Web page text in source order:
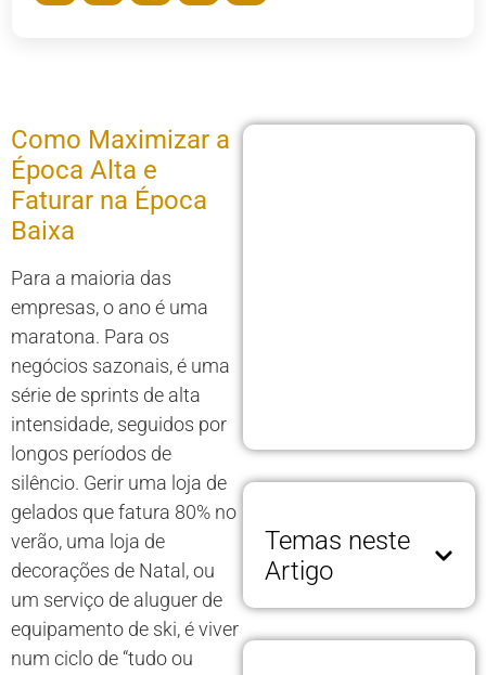
Como Maximizar a
Época Alta e
Faturar na Época
Baixa
Para a maioria das
empresas, o ano é uma
maratona. Para os
negócios sazonais, é uma
série de sprints de alta
intensidade, seguidos por
longos períodos de
silêncio. Gerir uma loja de
gelados que fatura 80% no
verão, uma loja de
decorações de Natal, ou
um serviço de aluguer de
equipamento de ski, é viver
num ciclo de “tudo ou
Temas neste
Artigo